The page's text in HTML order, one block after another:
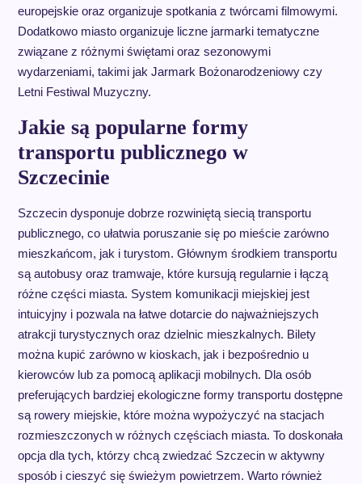
europejskie oraz organizuje spotkania z twórcami filmowymi.
Dodatkowo miasto organizuje liczne jarmarki tematyczne
związane z różnymi świętami oraz sezonowymi
wydarzeniami, takimi jak Jarmark Bożonarodzeniowy czy
Letni Festiwal Muzyczny.
Jakie są popularne formy
transportu publicznego w
Szczecinie
Szczecin dysponuje dobrze rozwiniętą siecią transportu
publicznego, co ułatwia poruszanie się po mieście zarówno
mieszkańcom, jak i turystom. Głównym środkiem transportu
są autobusy oraz tramwaje, które kursują regularnie i łączą
różne części miasta. System komunikacji miejskiej jest
intuicyjny i pozwala na łatwe dotarcie do najważniejszych
atrakcji turystycznych oraz dzielnic mieszkalnych. Bilety
można kupić zarówno w kioskach, jak i bezpośrednio u
kierowców lub za pomocą aplikacji mobilnych. Dla osób
preferujących bardziej ekologiczne formy transportu dostępne
są rowery miejskie, które można wypożyczyć na stacjach
rozmieszczonych w różnych częściach miasta. To doskonała
opcja dla tych, którzy chcą zwiedzać Szczecin w aktywny
sposób i cieszyć się świeżym powietrzem. Warto również